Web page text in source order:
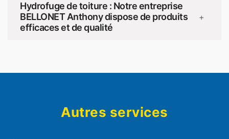
Hydrofuge de toiture : Notre entreprise
BELLONET Anthony dispose de produits
efficaces et de qualité
+
Autres services